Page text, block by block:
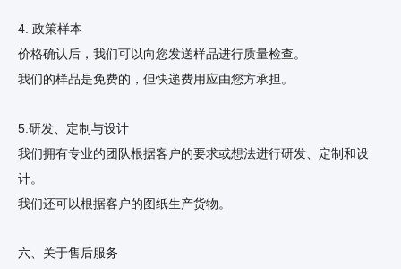
4. 政策样本
价格确认后，我们可以向您发送样品进行质量检查。
我们的样品是免费的，但快递费用应由您方承担。
5.研发、定制与设计
我们拥有专业的团队根据客户的要求或想法进行研发、定制和设
计。
我们还可以根据客户的图纸生产货物。
六、关于售后服务